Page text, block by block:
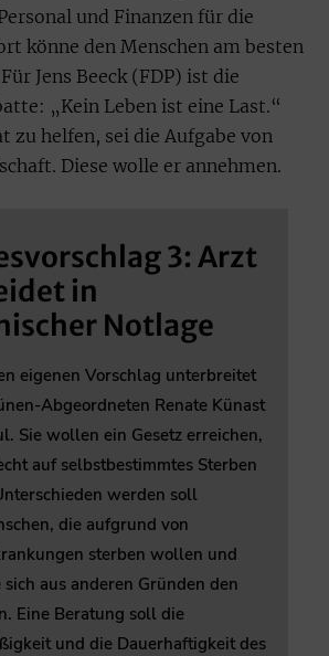
und Finanzen für die
könne den Menschen am besten
Jens Beeck (FDP) ist die
„Kein Leben ist eine Last.“
zu helfen, sei die Aufgabe von
Diese wolle er annehmen.
3: Arzt
in
Notlage
eigenen Vorschlag unterbreitet
Abgeordneten Renate Künast
Sie wollen ein Gesetz erreichen,
auf selbstbestimmtes Sterben
werden soll
die aufgrund von
sterben wollen und
sich aus anderen Gründen den
Eine Beratung soll die
und die Dauerhaftigkeit des